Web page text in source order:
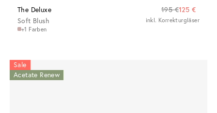
The Deluxe 195 €125 €
Soft Blush
+1 Farben
inkl. Korrekturgläser
Sale
Acetate Renew